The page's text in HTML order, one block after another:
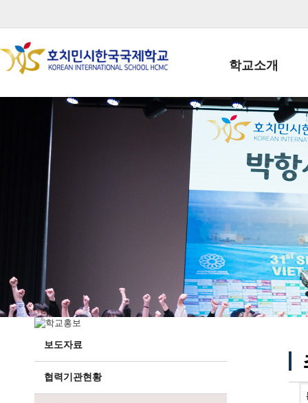
학교소개
학교장인사말
학생회장인사말
학교상징
학교 CI
교직원현황
학생현황
위치/전화
전경사진
보도자료
협력기관현황